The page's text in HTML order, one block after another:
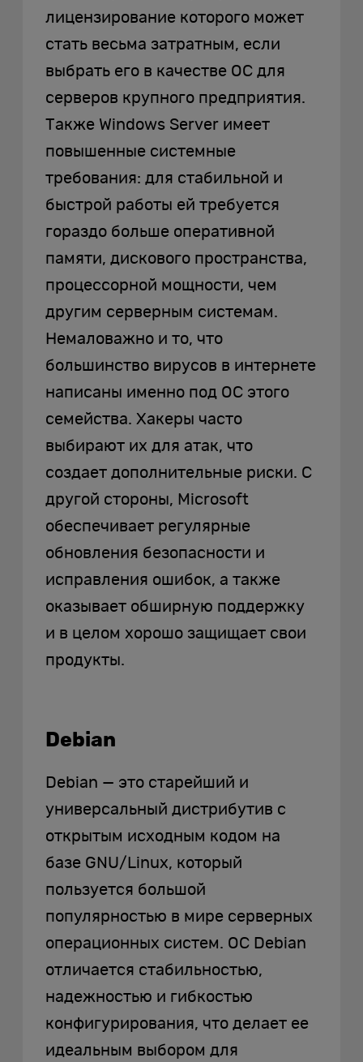
лицензирование которого может
стать весьма затратным, если
выбрать его в качестве ОС для
серверов крупного предприятия.
Также Windows Server имеет
повышенные системные
требования: для стабильной и
быстрой работы ей требуется
гораздо больше оперативной
памяти, дискового пространства,
процессорной мощности, чем
другим серверным системам.
Немаловажно и то, что
большинство вирусов в интернете
написаны именно под ОС этого
семейства. Хакеры часто
выбирают их для атак, что
создает дополнительные риски. С
другой стороны, Microsoft
обеспечивает регулярные
обновления безопасности и
исправления ошибок, а также
оказывает обширную поддержку
и в целом хорошо защищает свои
продукты.
Debian
Debian — это старейший и
универсальный дистрибутив с
открытым исходным кодом на
базе GNU/Linux, который
пользуется большой
популярностью в мире серверных
операционных систем. ОС Debian
отличается стабильностью,
надежностью и гибкостью
конфигурирования, что делает ее
идеальным выбором для